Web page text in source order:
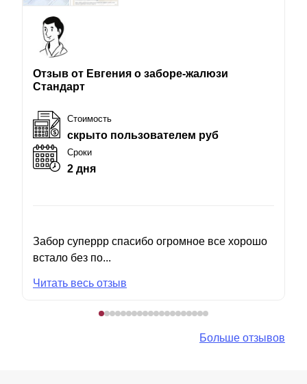
Отзыв от Евгения о заборе-жалюзи
Стандарт
Стоимость
скрыто пользователем руб
Сроки
2 дня
Забор суперрр спасибо огромное все хорошо
встало без по...
Читать весь отзыв
Больше отзывов